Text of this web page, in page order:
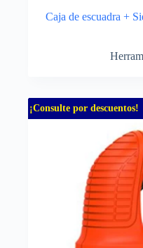
Caja de escuadra +
¡Consulte por descuentos!